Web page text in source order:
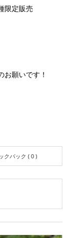
限定販売
お願いです！
クバック ( 0 )